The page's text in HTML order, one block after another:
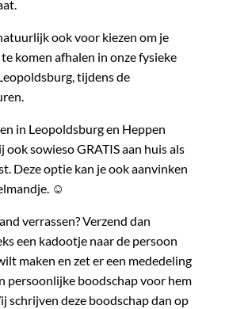
ook voor kiezen om je
komen afhalen in onze fysieke
tijdens de
in Leopoldsburg en Heppen
ook sowieso GRATIS aan huis als
Deze optie kan je ook aanvinken
☺
verrassen? Verzend dan
een kadootje naar de persoon
maken en zet er een mededeling
persoonlijke boodschap voor hem
schrijven deze boodschap dan op